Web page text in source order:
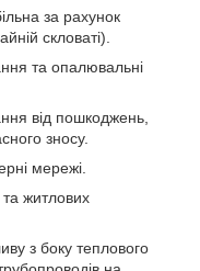
за рахунок
скловаті).
та опалювальні
від пошкоджень,
зносу.
мережі.
житлових
з боку теплового